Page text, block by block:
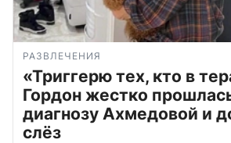
РАЗВЛЕЧЕНИЯ
«Триггерю тех, кто в
Гордон жестко
диагнозу Ахмедовой и
слёз